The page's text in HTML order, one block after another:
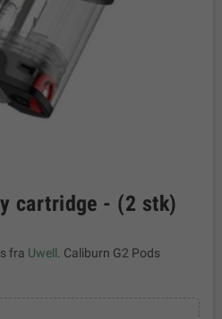
cartridge - (2 stk)
fra Uwell . Caliburn G2 Pods